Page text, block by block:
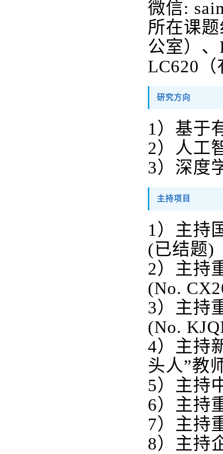
微信:
所在课
公室）
LC620
研究方向
1）基于
2）人工
3） 深度
主持项目
1）主持
(已结题)
2）主持
(No.
3）主持
(No.
4）主持
头人”教
5）主持
6）主持
7）主持
8）主持